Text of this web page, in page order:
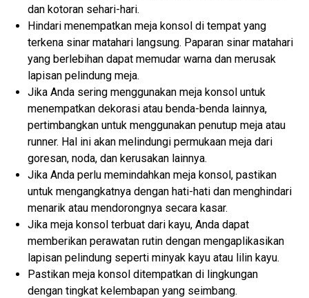
dan kotoran sehari-hari.
Hindari menempatkan meja konsol di tempat yang
terkena sinar matahari langsung. Paparan sinar matahari
yang berlebihan dapat memudar warna dan merusak
lapisan pelindung meja.
Jika Anda sering menggunakan meja konsol untuk
menempatkan dekorasi atau benda-benda lainnya,
pertimbangkan untuk menggunakan penutup meja atau
runner. Hal ini akan melindungi permukaan meja dari
goresan, noda, dan kerusakan lainnya.
Jika Anda perlu memindahkan meja konsol, pastikan
untuk mengangkatnya dengan hati-hati dan menghindari
menarik atau mendorongnya secara kasar.
Jika meja konsol terbuat dari kayu, Anda dapat
memberikan perawatan rutin dengan mengaplikasikan
lapisan pelindung seperti minyak kayu atau lilin kayu.
Pastikan meja konsol ditempatkan di lingkungan
dengan tingkat kelembapan yang seimbang.